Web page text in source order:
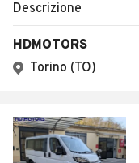
Descrizione
HDMOTORS
Torino (TO)